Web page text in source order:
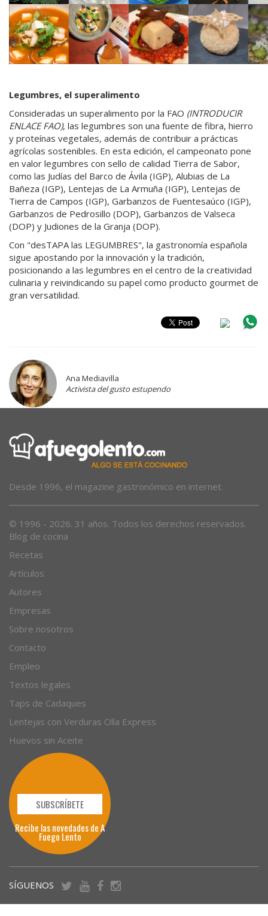
Legumbres, el superalimento
Consideradas un superalimento por la FAO (INTRODUCIR
ENLACE FAO), las legumbres son una fuente de fibra, hierro
y proteínas vegetales, además de contribuir a prácticas
agrícolas sostenibles. En esta edición, el campeonato pone
en valor legumbres con sello de calidad Tierra de Sabor,
como las Judías del Barco de Ávila (IGP), Alubias de La
Bañeza (IGP), Lentejas de La Armuña (IGP), Lentejas de
Tierra de Campos (IGP), Garbanzos de Fuentesaúco (IGP),
Garbanzos de Pedrosillo (DOP), Garbanzos de Valseca
(DOP) y Judiones de la Granja (DOP).
Con "desTAPA las LEGUMBRES", la gastronomía española
sigue apostando por la innovación y la tradición,
posicionando a las legumbres en el centro de la creatividad
culinaria y reivindicando su papel como producto gourmet de
gran versatilidad.
Ana Mediavilla
Activista del gusto estupendo
Desde 1996, el magazine gastronómico en internet.
© 1996 - 2026. 31 años. Todos los derechos reservados.
Blog de cocina
Recetas
Artículos
Autores
Empresas
Sobre nosotros
Contacto
Empleo
Textos legales
Taps de Cadaques
Lentejas con Verduras Olla Express
Huevos sin Aceite
SUBSCRÍBETE
Recibe las novedades de A
Fuego Lento
SÍGUENOS